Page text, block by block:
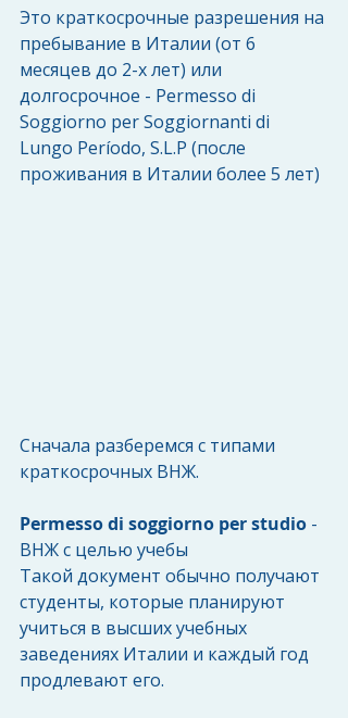
Это краткосрочные разрешения на
пребывание в Италии (от 6
месяцев до 2-х лет) или
долгосрочное - Permesso di
Soggiorno per Soggiornanti di
Lungo Período, S.L.P (после
проживания в Италии более 5 лет)
Сначала разберемся с типами
краткосрочных ВНЖ.
Permesso di soggiorno per studio -
ВНЖ с целью учебы
Такой документ обычно получают
студенты, которые планируют
учиться в высших учебных
заведениях Италии и каждый год
продлевают его.